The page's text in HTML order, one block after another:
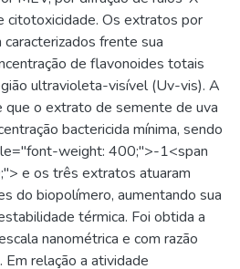
citotoxicidade. Os extratos por
frente sua
de flavonoides totais
ultravioleta-visível (Uv-vis). A
o extrato de semente de uva
bactericida mínima, sendo
weight: 400;">-1<span
e os três extratos atuaram
do biopolímero, aumentando sua
térmica. Foi obtida a
nanométrica e com razão
relação a atividade